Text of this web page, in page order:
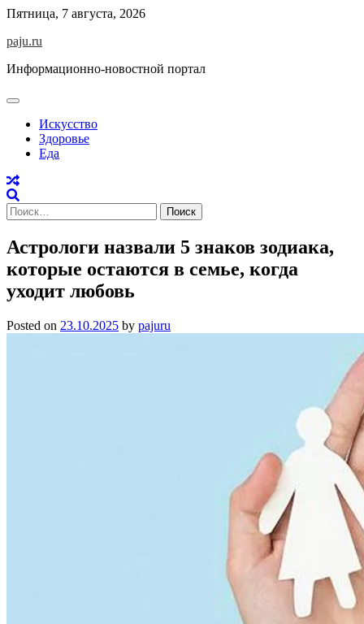
Skip
content
Пятница, 7 августа, 2026
paju.ru
Информационно-новостной портал
Искусство
Здоровье
Еда
Найти:
Астрологи назвали 5 знаков зодиака,
которые остаются в семье, когда
уходит любовь
Posted on 23.10.2025 by pajuru